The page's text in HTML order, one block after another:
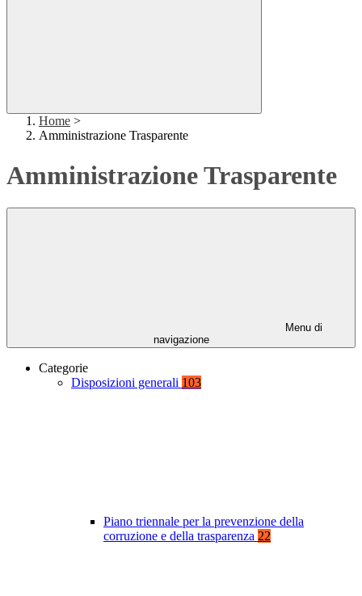
Home >
Amministrazione Trasparente
Amministrazione Trasparente
Menu di
navigazione
Categorie
Disposizioni generali 103
Piano triennale per la prevenzione della
corruzione e della trasparenza 22